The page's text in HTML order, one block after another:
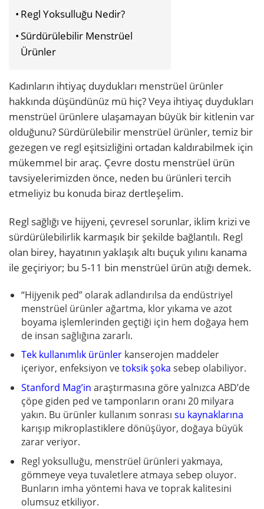
Regl Yoksulluğu Nedir?
Sürdürülebilir Menstrüel
Ürünler
Kadınların ihtiyaç duydukları menstrüel ürünler
hakkında düşündünüz mü hiç? Veya ihtiyaç duydukları
menstrüel ürünlere ulaşamayan büyük bir kitlenin var
olduğunu? Sürdürülebilir menstrüel ürünler, temiz bir
gezegen ve regl eşitsizliğini ortadan kaldırabilmek için
mükemmel bir araç. Çevre dostu menstrüel ürün
tavsiyelerimizden önce, neden bu ürünleri tercih
etmeliyiz bu konuda biraz dertleşelim.
Regl sağlığı ve hijyeni, çevresel sorunlar, iklim krizi ve
sürdürülebilirlik karmaşık bir şekilde bağlantılı. Regl
olan birey, hayatının yaklaşık altı buçuk yılını kanama
ile geçiriyor; bu 5-11 bin menstrüel ürün atığı demek.
“Hijyenik ped” olarak adlandırılsa da endüstriyel
menstrüel ürünler ağartma, klor yıkama ve azot
boyama işlemlerinden geçtiği için hem doğaya hem
de insan sağlığına zararlı.
Tek kullanımlık ürünler kanserojen maddeler
içeriyor, enfeksiyon vetoksik şoka sebep olabiliyor.
Stanford Mag’in araştırmasına göre yalnızca ABD’de
çöpe giden ped ve tamponların oranı 20 milyara
yakın. Bu ürünler kullanım sonrası su kaynaklarına
karışıp mikroplastiklere dönüşüyor, doğaya büyük
zarar veriyor.
Regl yoksulluğu, menstrüel ürünleri yakmaya,
gömmeye veya tuvaletlere atmaya sebep oluyor.
Bunların imha yöntemi hava ve toprak kalitesini
olumsuz etkiliyor.